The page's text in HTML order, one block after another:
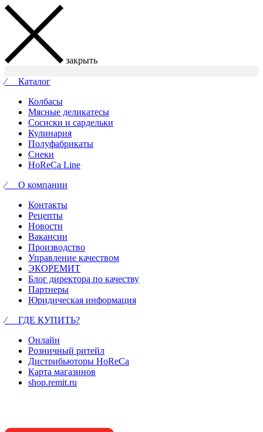
закрыть
⁄ Каталог
Колбасы
Мясные деликатесы
Сосиски и сардельки
Кулинария
Полуфабрикаты
Снеки
HoReCa Line
⁄ О компании
Контакты
Рецепты
Новости
Вакансии
Производство
Управление качеством
ЭКОРЕМИТ
Блог директора по качеству
Партнеры
Юридическая информация
⁄ ГДЕ КУПИТЬ?
Онлайн
Розничный ритейл
Дистрибьюторы HoReCa
Карта магазинов
shop.remit.ru